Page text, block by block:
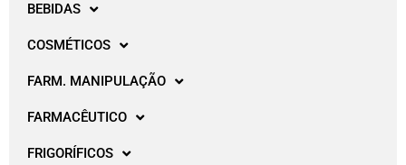
BEBIDAS
COSMÉTICOS
FARM. MANIPULAÇÃO
FARMACÊUTICO
FRIGORÍFICOS